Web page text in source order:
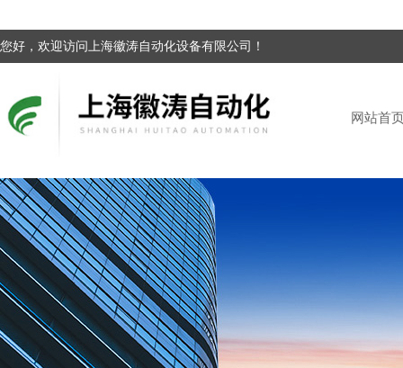
您好，欢迎访问上海徽涛自动化设备有限公司！
网站首